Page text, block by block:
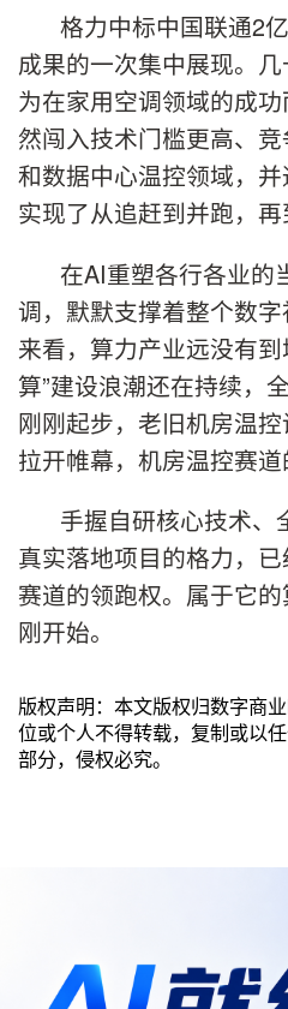
格力中标中国联通2
成果的一次集中展现。
为在家用空调领域的成
然闯入技术门槛更高、
和数据中心温控领域，并
实现了从追赶到并跑，再
在AI重塑各行各业的
调，默默支撑着整个数
来看，算力产业远没有
算”建设浪潮还在持续，
刚刚起步，老旧机房温
拉开帷幕，机房温控赛道
手握自研核心技术、
真实落地项目的格力，
赛道的领跑权。属于它
刚开始。
版权声明：本文版权归数字商
位或个人不得转载，复制或以
部分，侵权必究。